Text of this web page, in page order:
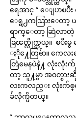
ရေအာင္ “ ေျပာၿပီ
ေရွ႕ကသြားေတာ့ ယ
ရာက္ေတာ့ ဆြဲလာ
ခြၽတ္လိုက္တယ္။ ၿပီး
ႏို႔ေတြဗ်ာ။ ကေလ
တြဲမေနပဲနဲ႔ လုံးလုံ
တာ့ သူ႔မွာ အဝတ္စာ
လးကလည္း လုံးက်စ္
ခ်လိုက္မိတယ္။